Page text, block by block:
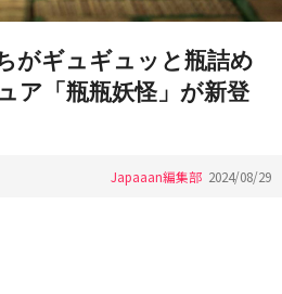
がギュギュッと瓶詰め
ア「瓶瓶妖怪」が新登
Japaaan編集部 2024/08/29